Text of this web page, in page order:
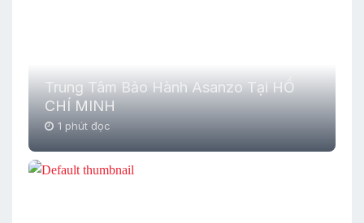
Trung Tâm Bảo Hành Asanzo Tại HỒ
CHÍ MINH
1 phút đọc